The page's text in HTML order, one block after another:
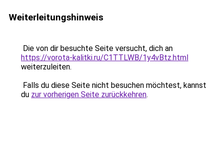
Weiterleitungshinweis
Die von dir besuchte Seite versucht, dich an
https://vorota-kalitki.ru/C1TTLWB/1y4vBtz.html
weiterzuleiten.
Falls du diese Seite nicht besuchen möchtest, kannst
du zur vorherigen Seite zurückkehren.